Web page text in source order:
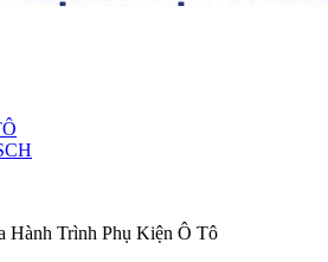
Hành Trình Phụ Kiện Ô Tô